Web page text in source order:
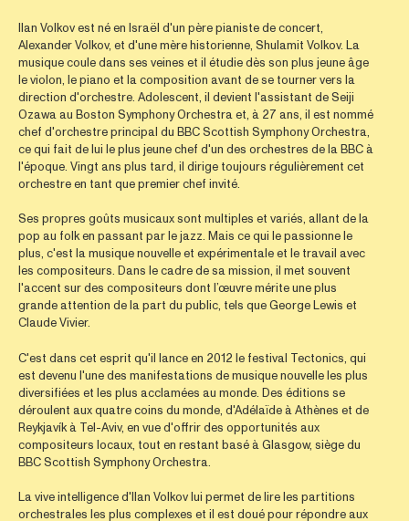
Ilan Volkov est né en Israël d'un père pianiste de concert,
Alexander Volkov, et d'une mère historienne, Shulamit Volkov. La
musique coule dans ses veines et il étudie dès son plus jeune âge
le violon, le piano et la composition avant de se tourner vers la
direction d'orchestre. Adolescent, il devient l'assistant de Seiji
Ozawa au Boston Symphony Orchestra et, à 27 ans, il est nommé
chef d'orchestre principal du BBC Scottish Symphony Orchestra,
ce qui fait de lui le plus jeune chef d'un des orchestres de la BBC à
l'époque. Vingt ans plus tard, il dirige toujours régulièrement cet
orchestre en tant que premier chef invité.
Ses propres goûts musicaux sont multiples et variés, allant de la
pop au folk en passant par le jazz. Mais ce qui le passionne le
plus, c'est la musique nouvelle et expérimentale et le travail avec
les compositeurs. Dans le cadre de sa mission, il met souvent
l'accent sur des compositeurs dont l’œuvre mérite une plus
grande attention de la part du public, tels que George Lewis et
Claude Vivier.
C'est dans cet esprit qu'il lance en 2012 le festival Tectonics, qui
est devenu l'une des manifestations de musique nouvelle les plus
diversifiées et les plus acclamées au monde. Des éditions se
déroulent aux quatre coins du monde, d'Adélaïde à Athènes et de
Reykjavík à Tel-Aviv, en vue d'offrir des opportunités aux
compositeurs locaux, tout en restant basé à Glasgow, siège du
BBC Scottish Symphony Orchestra.
La vive intelligence d'Ilan Volkov lui permet de lire les partitions
orchestrales les plus complexes et il est doué pour répondre aux